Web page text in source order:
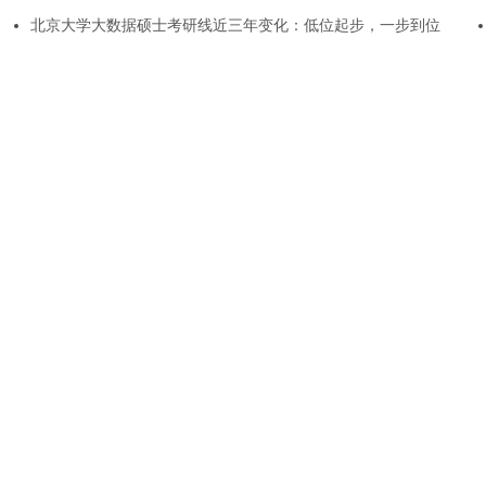
北京大学大数据硕士考研线近三年变化：低位起步，一步到位